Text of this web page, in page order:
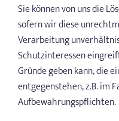
Sie können von uns die
sofern wir diese
Verarbeitung
Schutzinteressen
Gründe geben kann, die
entgegenstehen, z.B. im
Aufbewahrungspflichten.